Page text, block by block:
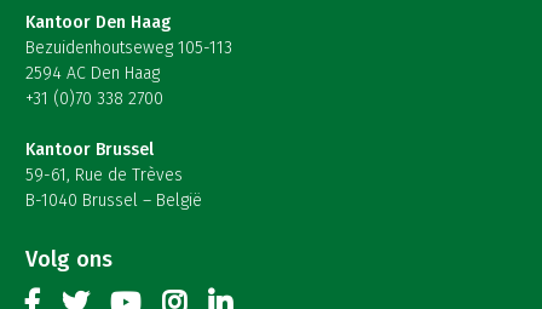
Kantoor Den Haag
Bezuidenhoutseweg 105-113
2594 AC Den Haag
+31 (0)70 338 2700
Kantoor Brussel
59-61, Rue de Trèves
B-1040 Brussel – België
Volg ons